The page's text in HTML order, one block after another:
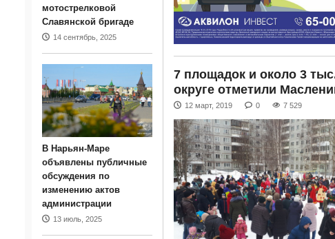
7 площадок и около 3
округе отметили
12 март, 2019 0 7 529
мотострелковой
Славянской бригаде
14 сентябрь, 2025
В Нарьян-Маре
объявлены публичные
обсуждения по
изменению актов
администрации
13 июль, 2025